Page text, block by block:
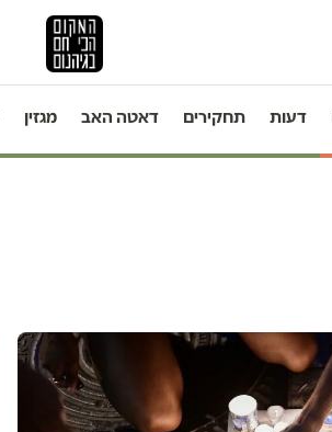
דעות תחקירים דאטה האב מגזין